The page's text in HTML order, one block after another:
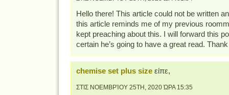
Hello there! This article could not be written
this article reminds me of my previous
kept preaching about this. I will forward this
certain he’s going to have a great read.
chemise set plus sizeείπε,
ΣΤΙΣ ΝΟΕΜΒΡΊΟΥ 25TH, 2020 ΏΡΑ 15:35